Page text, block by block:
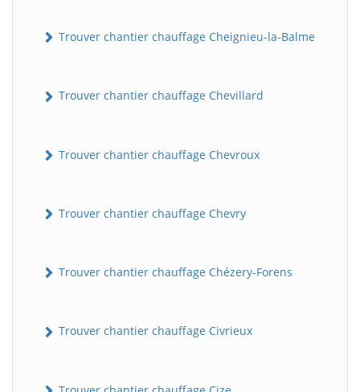
Trouver chantier chauffage Cheignieu-la-Balme
Trouver chantier chauffage Chevillard
Trouver chantier chauffage Chevroux
Trouver chantier chauffage Chevry
Trouver chantier chauffage Chézery-Forens
Trouver chantier chauffage Civrieux